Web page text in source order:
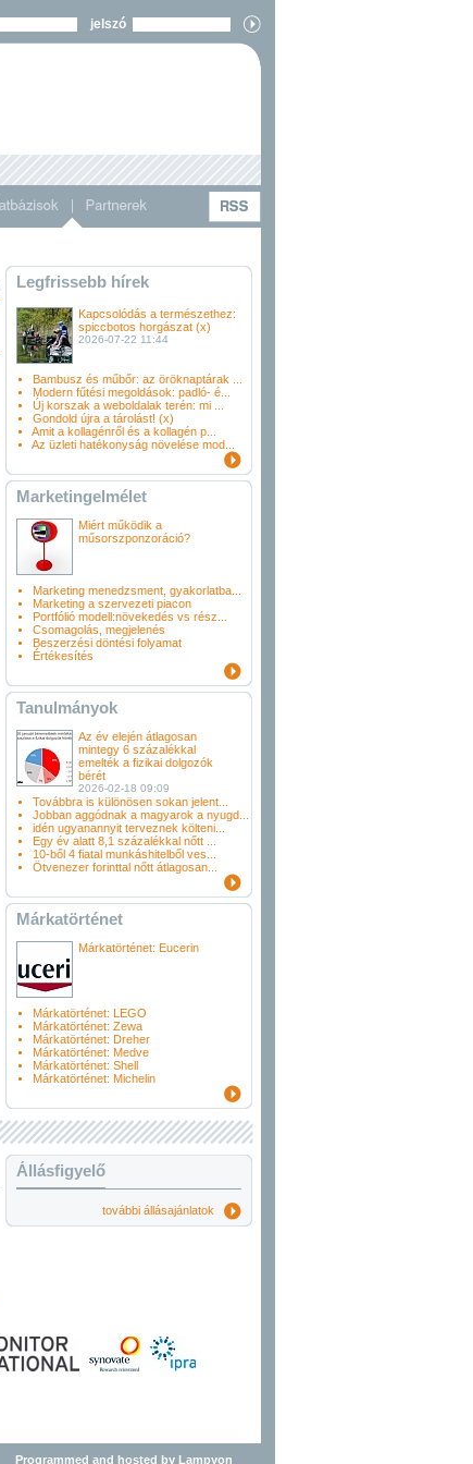
jelszó
Legfrissebb hírek
Kapcsolódás a természethez:
spiccbotos horgászat (x)
2026-07-22 11:44
Bambusz és műbőr: az öröknaptárak ...
Modern fűtési megoldások: padló- é...
Új korszak a weboldalak terén: mi ...
Gondold újra a tárolást! (x)
Amit a kollagénről és a kollagén p...
Az üzleti hatékonyság növelése mod...
Marketingelmélet
Miért működik a
műsorszponzoráció?
Marketing menedzsment, gyakorlatba...
Marketing a szervezeti piacon
Portfólió modell:növekedés vs rész...
Csomagolás, megjelenés
Beszerzési döntési folyamat
Értékesítés
Tanulmányok
Az év elején átlagosan
mintegy 6 százalékkal
emelték a fizikai dolgozók
bérét
2026-02-18 09:09
Továbbra is különösen sokan jelent...
Jobban aggódnak a magyarok a nyugd...
idén ugyanannyit terveznek költeni...
Egy év alatt 8,1 százalékkal nőtt ...
10-ből 4 fiatal munkáshitelből ves...
Ötvenezer forinttal nőtt átlagosan...
Márkatörténet
Márkatörténet: Eucerin
Márkatörténet: LEGO
Márkatörténet: Zewa
Márkatörténet: Dreher
Márkatörténet: Medve
Márkatörténet: Shell
Márkatörténet: Michelin
Állásfigyelő
további állásajánlatok
Programmed and hosted by Lampyon